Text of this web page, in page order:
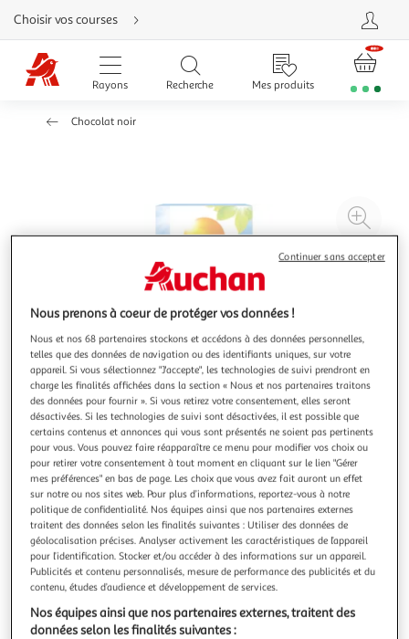
Aller
directement
au
contenu
Aller
directement
Aller
besoin
Choisir vos courses
Rayons Recherche Mes produits
Chocolat noir
à
5.0 (3)
GERBLE
Tablette de chocolat noir sans sucres ajoutés
Tout le plaisir du gout intense du chocolat noir dans une
version sans sucres ajoutés.
80g 1 pièce
Nous prenons à coeur de protéger vos données !
Nous et nos 68 partenaires stockons et accédons à des données personnelles,
telles que des données de navigation ou des identifiants uniques, sur votre
appareil. Si vous sélectionnez "J'accepte", les technologies de suivi prendront en
charge les finalités affichées dans la section « Nous et nos partenaires traitons
des données pour fournir ». Si vous retirez votre consentement, elles seront
désactivées. Si les technologies de suivi sont désactivées, il est possible que
certains contenus et annonces qui vous sont présentés ne soient pas pertinents
pour vous. Vous pouvez faire réapparaître ce menu pour modifier vos choix ou
pour retirer votre consentement à tout moment en cliquant sur le lien "Gérer
mes préférences" en bas de page. Les choix que vous avez fait auront un effet
sur notre ou nos sites web. Pour plus d’informations, reportez-vous à notre
politique de confidentialité. Nos équipes ainsi que nos partenaires externes
traitent des données selon les finalités suivantes : Utiliser des données de
géolocalisation précises. Analyser activement les caractéristiques de l’appareil
pour l’identification. Stocker et/ou accéder à des informations sur un appareil.
Publicités et contenu personnalisés, mesure de performance des publicités et du
contenu, études d’audience et développement de services.
Nos équipes ainsi que nos partenaires externes, traitent des
données selon les finalités suivantes :
Continuer sans accepter